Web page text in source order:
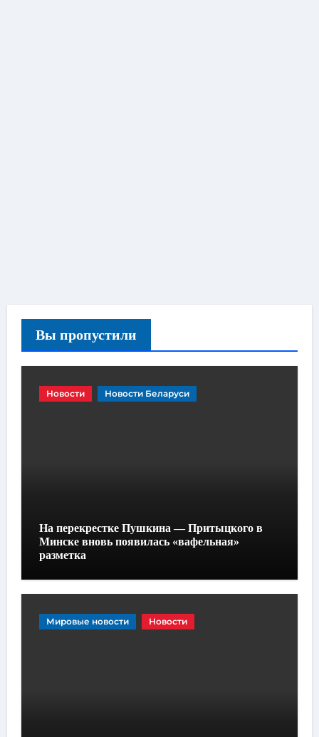
Вы пропустили
Новости Новости Беларуси
На перекрестке Пушкина — Притыцкого в
Минске вновь появилась «вафельная»
разметка
Мировые новости Новости